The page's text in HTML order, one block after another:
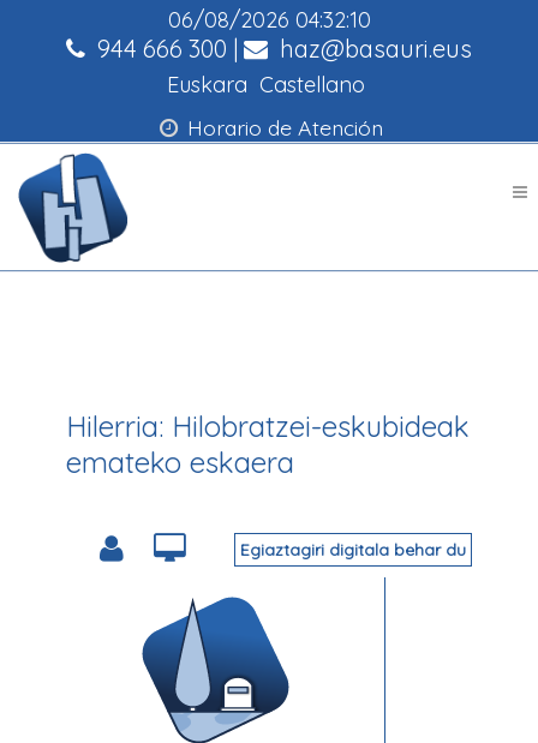
06/08/2026 04:32:10
944 666 300 | haz@basauri.eus
Euskara Castellano
Horario de Atención